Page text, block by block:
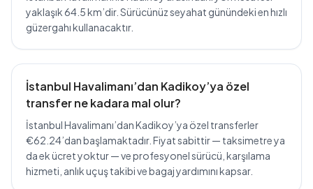
yaklaşık 64.5 km’dir. Sürücünüz seyahat günündeki en hızlı
güzergahı kullanacaktır.
İstanbul Havalimanı’dan Kadikoy’ya özel
transfer ne kadara mal olur?
İstanbul Havalimanı’dan Kadikoy’ya özel transferler
€62.24’dan başlamaktadır. Fiyat sabittir — taksimetre ya
da ek ücret yoktur — ve profesyonel sürücü, karşılama
hizmeti, anlık uçuş takibi ve bagaj yardımını kapsar.